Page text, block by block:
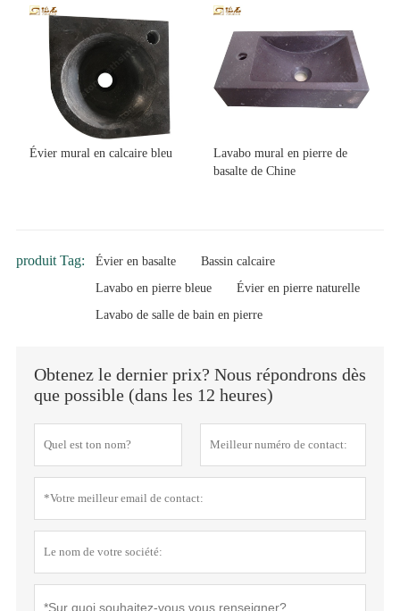
Évier mural en calcaire bleu
Lavabo mural en pierre de
basalte de Chine
produit Tag: Évier en basalte
Bassin calcaire
Lavabo en pierre bleue
Évier en pierre naturelle
Lavabo de salle de bain en pierre
Obtenez le dernier prix? Nous répondrons dès
que possible (dans les 12 heures)